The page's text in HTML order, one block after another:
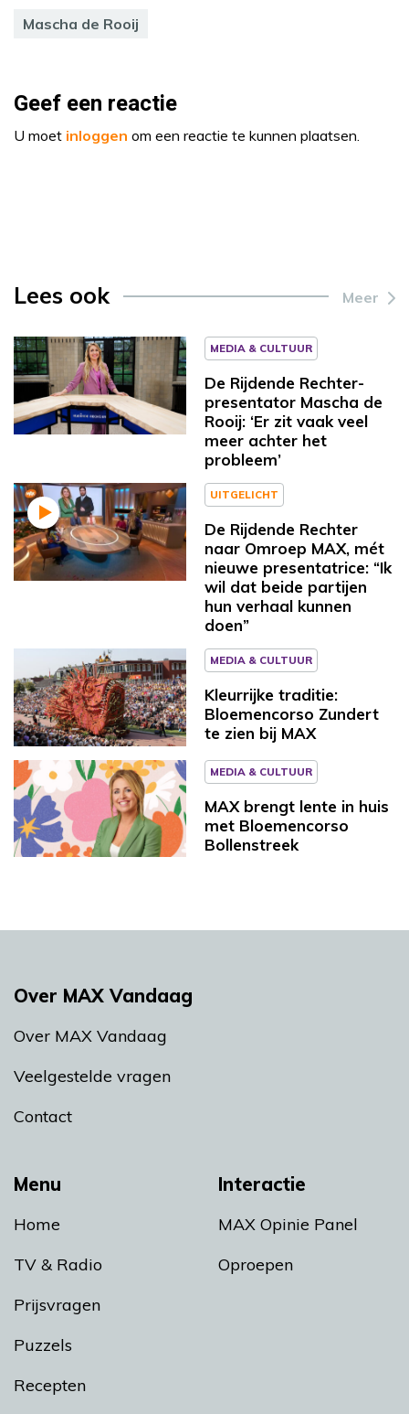
Mascha de Rooij
Geef een reactie
U moet inloggen om een reactie te kunnen plaatsen.
Lees ook Meer
MEDIA & CULTUUR
De Rijdende Rechter-
presentator Mascha de
Rooij: ‘Er zit vaak veel
meer achter het
probleem’
UITGELICHT
De Rijdende Rechter
naar Omroep MAX, mét
nieuwe presentatrice: “Ik
wil dat beide partijen
hun verhaal kunnen
doen”
MEDIA & CULTUUR
Kleurrijke traditie:
Bloemencorso Zundert
te zien bij MAX
MEDIA & CULTUUR
MAX brengt lente in huis
met Bloemencorso
Bollenstreek
Menu
Home
TV & Radio
Prijsvragen
Puzzels
Recepten
Interactie
MAX Opinie Panel
Oproepen
Over MAX Vandaag
Over MAX Vandaag
Veelgestelde vragen
Contact